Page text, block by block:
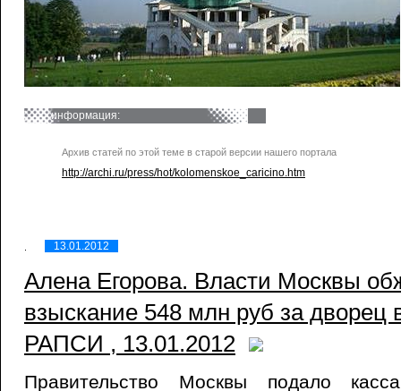
информация:
Архив статей по этой теме в старой версии нашего портала
http://archi.ru/press/hot/kolomenskoe_caricino.htm
13.01.2012
Алена Егорова. Власти Москвы
взыскание 548 млн руб за дворец
РАПСИ , 13.01.2012
Правительство Москвы подало